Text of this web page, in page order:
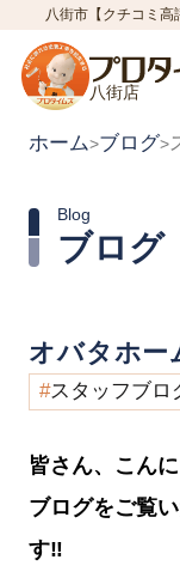
八街市【クチコミ
八街店
ホーム>ブログ>
ブログ
Blog
オバタホー
スタッフブロ
皆さん、こん
ブログをご覧
す‼︎